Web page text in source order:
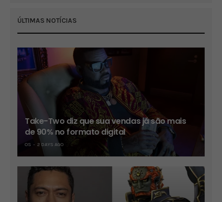
ÚLTIMAS NOTÍCIAS
Take-Two diz que sua vendas já são mais
de 90% no formato digital
OS 2 DAYS AGO